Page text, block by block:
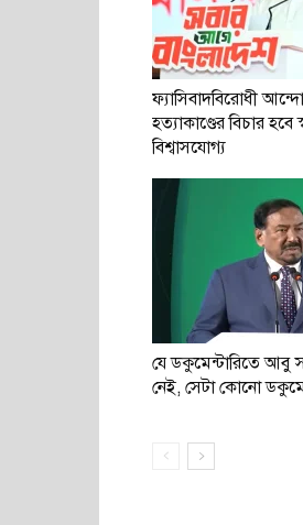
ফ্যাসিবাদবিরোধী
হত্যাকাণ্ডের বিচার হবে
বিশ্বাসযোগ্য
যে ডকুমেন্টারিতে আবু
নেই, সেটা কোনো